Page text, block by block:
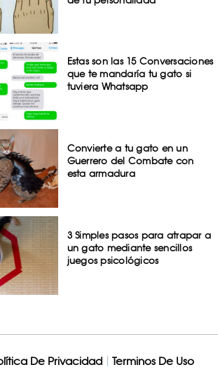
Estas son las 15 Conversaciones
que te mandaría tu gato si
tuviera Whatsapp
Convierte a tu gato en un
Guerrero del Combate con
esta armadura
3 Simples pasos para atrapar a
un gato mediante sencillos
juegos psicológicos
De Privacidad Terminos De Uso